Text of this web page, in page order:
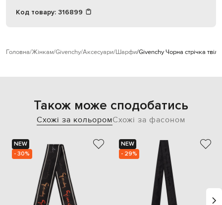
Код товару: 316899
Головна Жінкам Givenchy Аксесуари Шарфи Givenchy Чорна стрічка
Також може сподобатись
Схожі за кольоромСхожі за фасоном
NEW
- 30%
NEW
- 29%